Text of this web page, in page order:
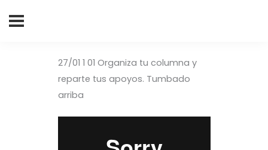
por:
27/01 1 01 Organiza tu columna y
reparte tus apoyos. Tumbado
arriba